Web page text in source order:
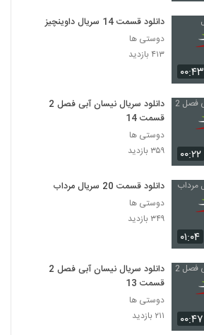
۰۰:۴۳
دانلود قسمت 14 سریال داوینچیز
دوستی ها
۴۱۳ بازدید
۰۰:۲۲
دانلود سریال نیسان آبی فصل 2
قسمت 14
دوستی ها
۳۵۹ بازدید
۰۱:۰۴
دانلود قسمت 20 سریال مرداب
دوستی ها
۳۴۹ بازدید
۰۰:۴۷
دانلود سریال نیسان آبی فصل 2
قسمت 13
دوستی ها
۲۱۱ بازدید